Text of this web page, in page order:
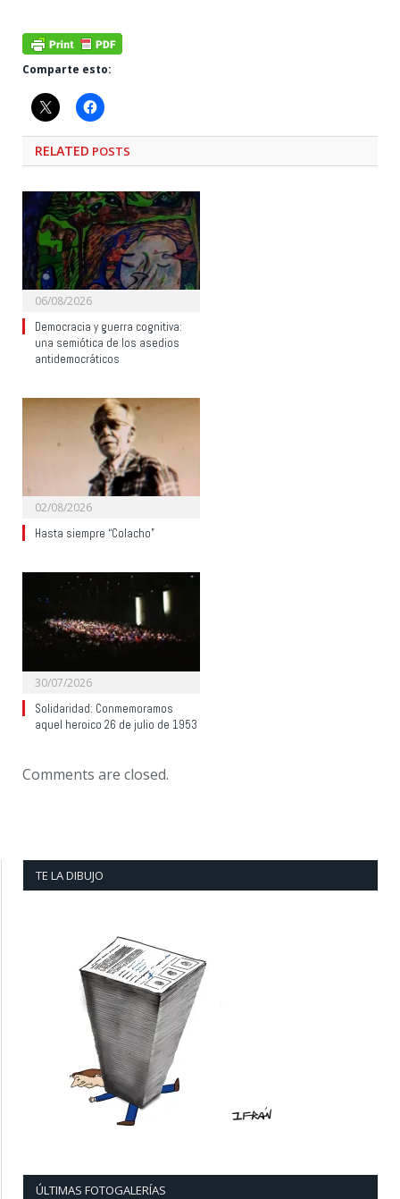
Comparte esto:
RELATED POSTS
06/08/2026
Democracia y guerra cognitiva:
una semiótica de los asedios
antidemocráticos
02/08/2026
Hasta siempre “Colacho”
30/07/2026
Solidaridad: Conmemoramos
aquel heroico 26 de julio de 1953
Comments are closed.
TE LA DIBUJO
ÚLTIMAS FOTOGALERÍAS